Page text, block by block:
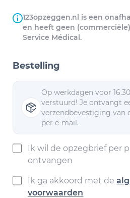
123opzeggen.nl is een
en heeft geen
Service Médical.
Bestelling
Op werkdagen voor
verstuurd! Je ontvangt
verzendbevestiging van
per e-mail.
Ik wil de opzegbrief per
ontvangen
Ik ga akkoord met de
voorwaarden